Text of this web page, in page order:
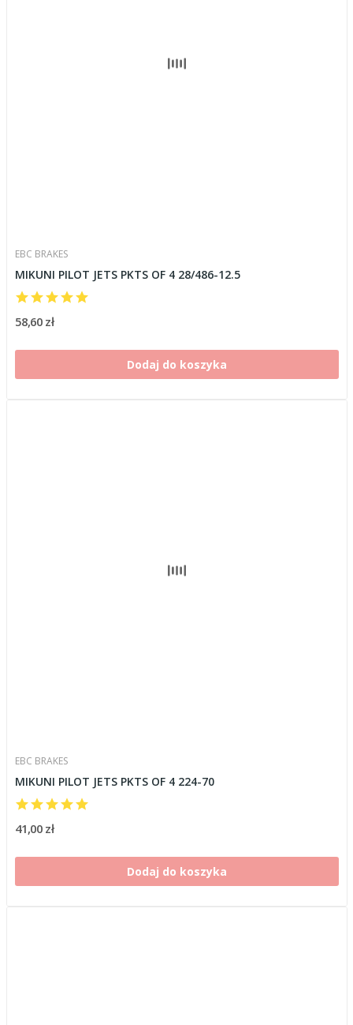
EBC BRAKES
MIKUNI PILOT JETS PKTS OF 4 28/486-12.5
58,60 zł
Dodaj do koszyka
EBC BRAKES
MIKUNI PILOT JETS PKTS OF 4 224-70
41,00 zł
Dodaj do koszyka